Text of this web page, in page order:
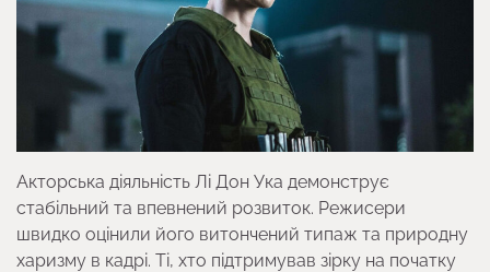
Акторська діяльність Лі Дон Ука демонструє
стабільний та впевнений розвиток. Режисери
швидко оцінили його витончений типаж та природну
харизму в кадрі. Ті, хто підтримував зірку на початку